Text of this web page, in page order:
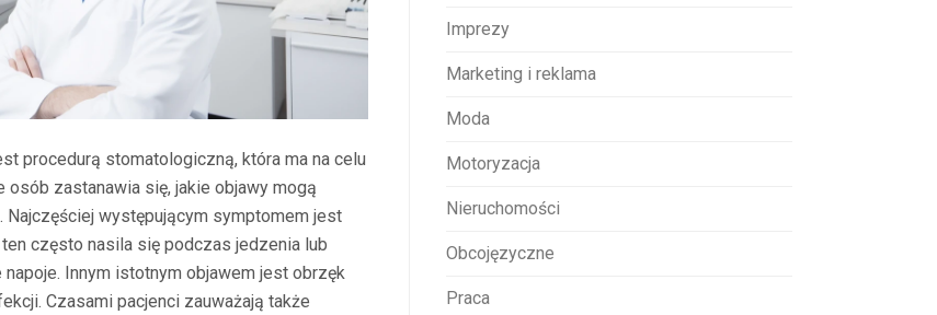
procedurą stomatologiczną, która ma na celu
zastanawia się, jakie objawy mogą
występującym symptomem jest
często nasila się podczas jedzenia lub
Innym istotnym objawem jest obrzęk
Czasami pacjenci zauważają także
Imprezy
Marketing i reklama
Moda
Motoryzacja
Nieruchomości
Obcojęzyczne
Praca